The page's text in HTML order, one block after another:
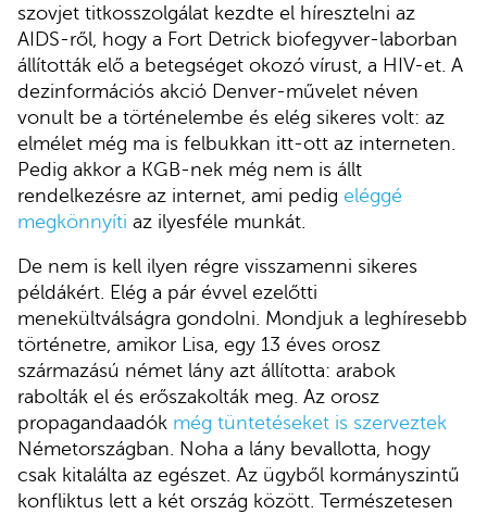
szovjet titkosszolgálat kezdte el híresztelni az
AIDS-ről, hogy a Fort Detrick biofegyver-laborban
állították elő a betegséget okozó vírust, a HIV-et. A
dezinformációs akció Denver-művelet néven
vonult be a történelembe és elég sikeres volt: az
elmélet még ma is felbukkan itt-ott az interneten.
Pedig akkor a KGB-nek még nem is állt
rendelkezésre az internet, ami pedig eléggé
megkönnyíti az ilyesféle munkát.
De nem is kell ilyen régre visszamenni sikeres
példákért. Elég a pár évvel ezelőtti
menekültválságra gondolni. Mondjuk a leghíresebb
történetre, amikor Lisa, egy 13 éves orosz
származású német lány azt állította: arabok
rabolták el és erőszakolták meg. Az orosz
propagandaadók még tüntetéseket is szerveztek
Németországban. Noha a lány bevallotta, hogy
csak kitalálta az egészet. Az ügyből kormányszintű
konfliktus lett a két ország között. Természetesen